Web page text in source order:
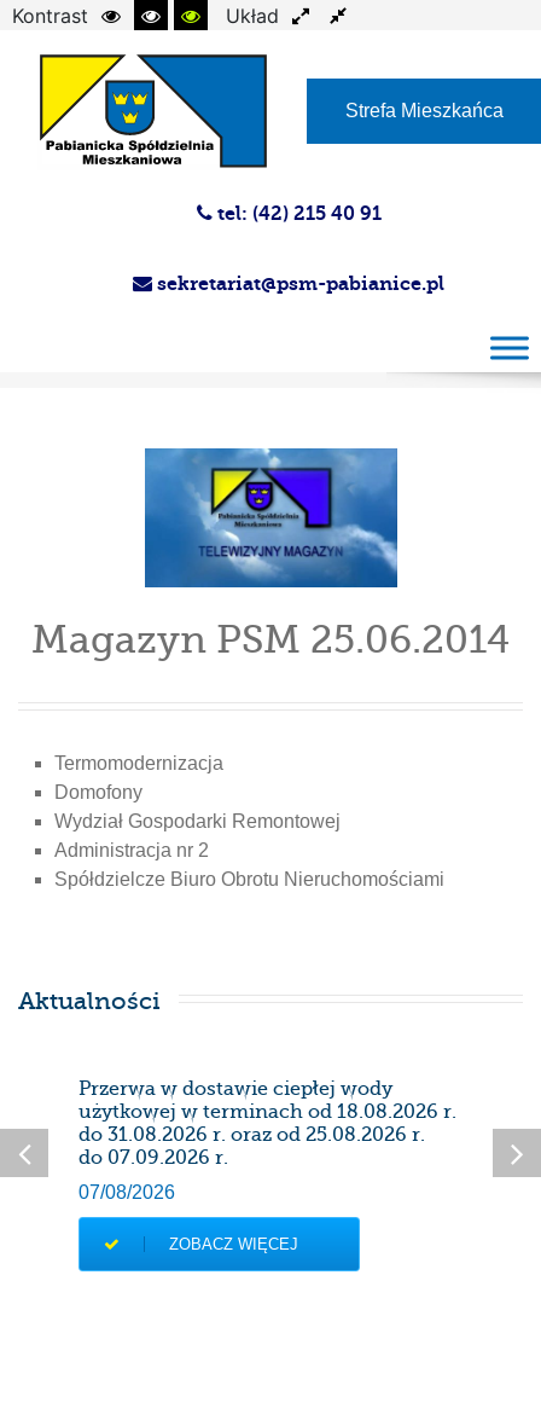
Kontrast
Układ
Strefa Mieszkańca
tel: (42) 215 40 91
sekretariat@psm-pabianice.pl
Magazyn PSM 25.06.2014
Termomodernizacja
Domofony
Wydział Gospodarki Remontowej
Administracja nr 2
Spółdzielcze Biuro Obrotu Nieruchomościami
Aktualności
Przerwa w dostawie ciepłej wody
użytkowej w terminach od 18.08.2026 r.
do 31.08.2026 r. oraz od 25.08.2026 r.
do 07.09.2026 r.
07/08/2026
ZOBACZ WIĘCEJ